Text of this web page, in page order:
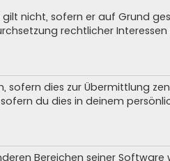
nicht, sofern er auf Grund
rechtlicher
dies zur Übermittlung
du dies in deinem
Bereichen seiner Software